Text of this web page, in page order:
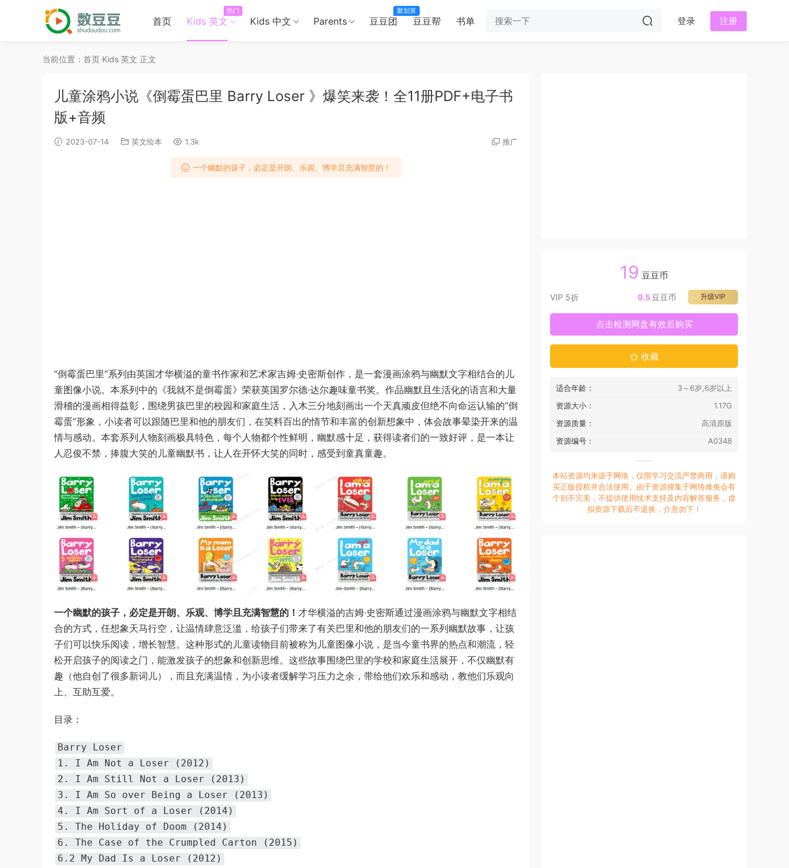
首页 Kids 英文
热门
Kids 中文 Parents 豆豆团
聚划算
豆豆帮 书单 登录 注册
当前位置： 首页 Kids 英文 正文
儿童涂鸦小说《倒霉蛋巴里 Barry Loser 》爆笑来袭！全11册PDF+电子书
版+音频
2023-07-14 英文绘本 1.3k 推广
一个幽默的孩子，必定是开朗、乐观、博学且充满智慧的！
“倒霉蛋巴里”系列由英国才华横溢的童书作家和艺术家吉姆·史密斯创作，是一套漫画涂鸦与幽默文字相结合的儿
童图像小说。本系列中的《我就不是倒霉蛋》荣获英国罗尔德·达尔趣味童书奖。作品幽默且生活化的语言和大量
滑稽的漫画相得益彰，围绕男孩巴里的校园和家庭生活，入木三分地刻画出一个天真顽皮但绝不向命运认输的“倒
霉蛋”形象，小读者可以跟随巴里和他的朋友们，在笑料百出的情节和丰富的创新想象中，体会故事晕染开来的温
情与感动。本套系列人物刻画极具特色，每个人物都个性鲜明，幽默感十足，获得读者们的一致好评，是一本让
人忍俊不禁，捧腹大笑的儿童幽默书，让人在开怀大笑的同时，感受到童真童趣。
一个幽默的孩子，必定是开朗、乐观、博学且充满智慧的！ 才华横溢的吉姆·史密斯通过漫画涂鸦与幽默文字相结
合的方式，任想象天马行空，让温情肆意泛滥，给孩子们带来了有关巴里和他的朋友们的一系列幽默故事，让孩
子们可以快乐阅读，增长智慧。这种形式的儿童读物目前被称为儿童图像小说，是当今童书界的热点和潮流，轻
松开启孩子的阅读之门，能激发孩子的想象和创新思维。这些故事围绕巴里的学校和家庭生活展开，不仅幽默有
趣（他自创了很多新词儿），而且充满温情，为小读者缓解学习压力之余，带给他们欢乐和感动，教他们乐观向
上、互助互爱。
目录：
Barry Loser
1. I Am Not a Loser (2012)
2. I Am Still Not a Loser (2013)
3. I Am So over Being a Loser (2013)
4. I Am Sort of a Loser (2014)
5. The Holiday of Doom (2014)
6. The Case of the Crumpled Carton (2015)
6.2 My Dad Is a Loser (2012)
19 豆豆币
VIP 5折 升级VIP
9.5豆豆币
点击检测网盘有效后购买
收藏
适合年龄：
3～6岁,6岁以上
资源大小：
1.17G
资源质量：
高清原版
资源编号：
A0348
本站资源均来源于网络，仅限学习交流严禁商用，请购
买正版授权并合法使用。由于资源搜集于网络难免会有
个别不完美，不提供使用技术支持及内容解答服务，虚
拟资源下载后不退换，介意勿下！